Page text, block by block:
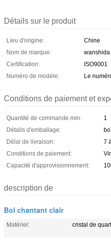
Détails sur le produit
Lieu d'origine:
Chine
Nom de marque:
wanshida
Certification:
ISO9001
Numéro de modèle:
Le
Conditions de paiement et
Quantité de commande min:
1
Détails d'emballage:
Délai de livraison:
7
Conditions de paiement:
Capacité d'approvisionnement:
description de
Bol chantant clair
Matériel: cristal de